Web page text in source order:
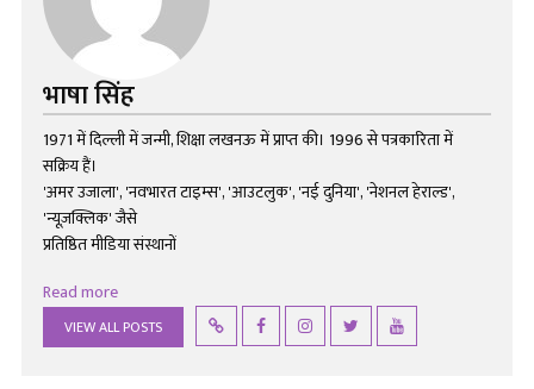
भाषा सिंह
1971 में दिल्ली में जन्मी, शिक्षा लखनऊ में प्राप्त की। 1996 से पत्रकारिता में
सक्रिय हैं।
'अमर उजाला', 'नवभारत टाइम्स', 'आउटलुक', 'नई दुनिया', 'नेशनल हेराल्ड',
'न्यूज़क्लिक' जैसे
प्रतिष्ठित मीडिया संस्थानों
Read more
VIEW ALL POSTS